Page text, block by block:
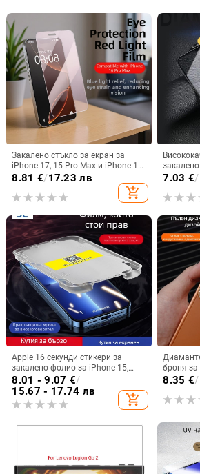
Закалено стъкло за екран за
iPhone 17, 15 Pro Max и iPhone 16
Pro — филм за защита на очите с
8.81 €/17.23 лв
add_shopping_cart
Apple
7.03 €/
Apple 16 секунди стикери за
закалено фолио за iPhone 15,
анти-пип фолио, фолио за
мобилен телефон, 13 скоростни
стикери, 14+ фолио, артефакт
8.01 - 9.07 €/
15.67 - 17.74 лв
add_shopping_cart
броня
защита
8.35 €/